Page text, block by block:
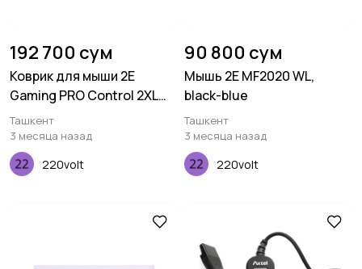
192 700 сум
Коврик для мыши 2E
Gaming PRO Control 2XL
Black (940*450*4 мм)
Ташкент
3 месяца назад
220volt
90 800 сум
Мышь 2E MF2020 WL,
black-blue
Ташкент
3 месяца назад
220volt